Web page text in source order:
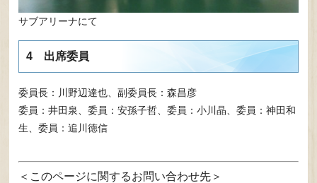
サブアリーナにて
4 出席委員
委員長：川野辺達也、副委員長：森昌彦
委員：井田泉、委員：安孫子哲、委員：小川晶、委員：神田和
生、委員：追川徳信
このページに関するお問い合わせ先